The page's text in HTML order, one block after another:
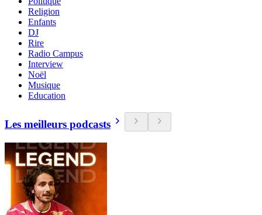
Religion
Enfants
DJ
Rire
Radio Campus
Interview
Noël
Musique
Education
Les meilleurs podcasts